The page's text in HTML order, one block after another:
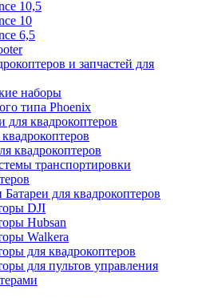
10,5
10
6,5
и запчастей для
наборы
типа Phoenix
квадрокоптеров
квадрокоптеров
транспортировки
для квадрокоптеров
DJI
Hubsan
Walkera
для квадрокоптеров
для пультов управления